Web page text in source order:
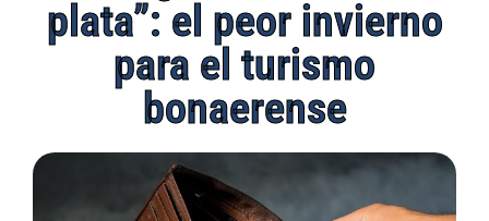
plata”: el peor invierno
para el turismo
bonaerense